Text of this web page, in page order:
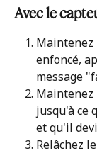
Avec le
enfoncé,
message
Maintenez
jusqu'à ce
et qu'il
Relâchez